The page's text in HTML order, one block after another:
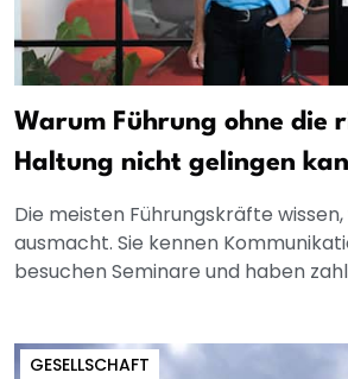
Warum Führung ohne die
Haltung nicht gelingen
Die meisten Führungskräfte
ausmacht. Sie kennen
besuchen Seminare und haben
GESELLSCHAFT